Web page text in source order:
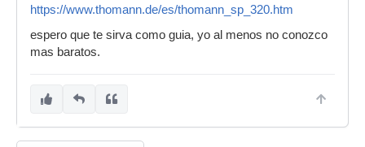
https://www.thomann.de/es/thomann_sp_320.htm
espero que te sirva como guia, yo al menos no conozco
mas baratos.